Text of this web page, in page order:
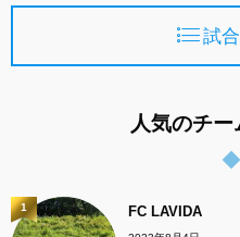
試
人気のチ
FC LAVIDA
1